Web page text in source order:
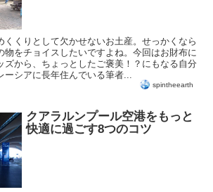
くくりとして欠かせないお土産。せっかくなら
物をチョイスしたいですよね。今回はお財布に
ズから、ちょっとしたご褒美！？にもなる自分
ーシアに長年住んでいる筆者...
spintheearth
クアラルンプール空港をもっと
快適に過ごす8つのコツ